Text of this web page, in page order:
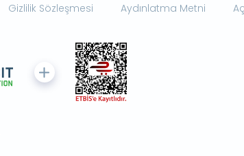
Gizlilik Sözleşmesi Aydınlatma Metni